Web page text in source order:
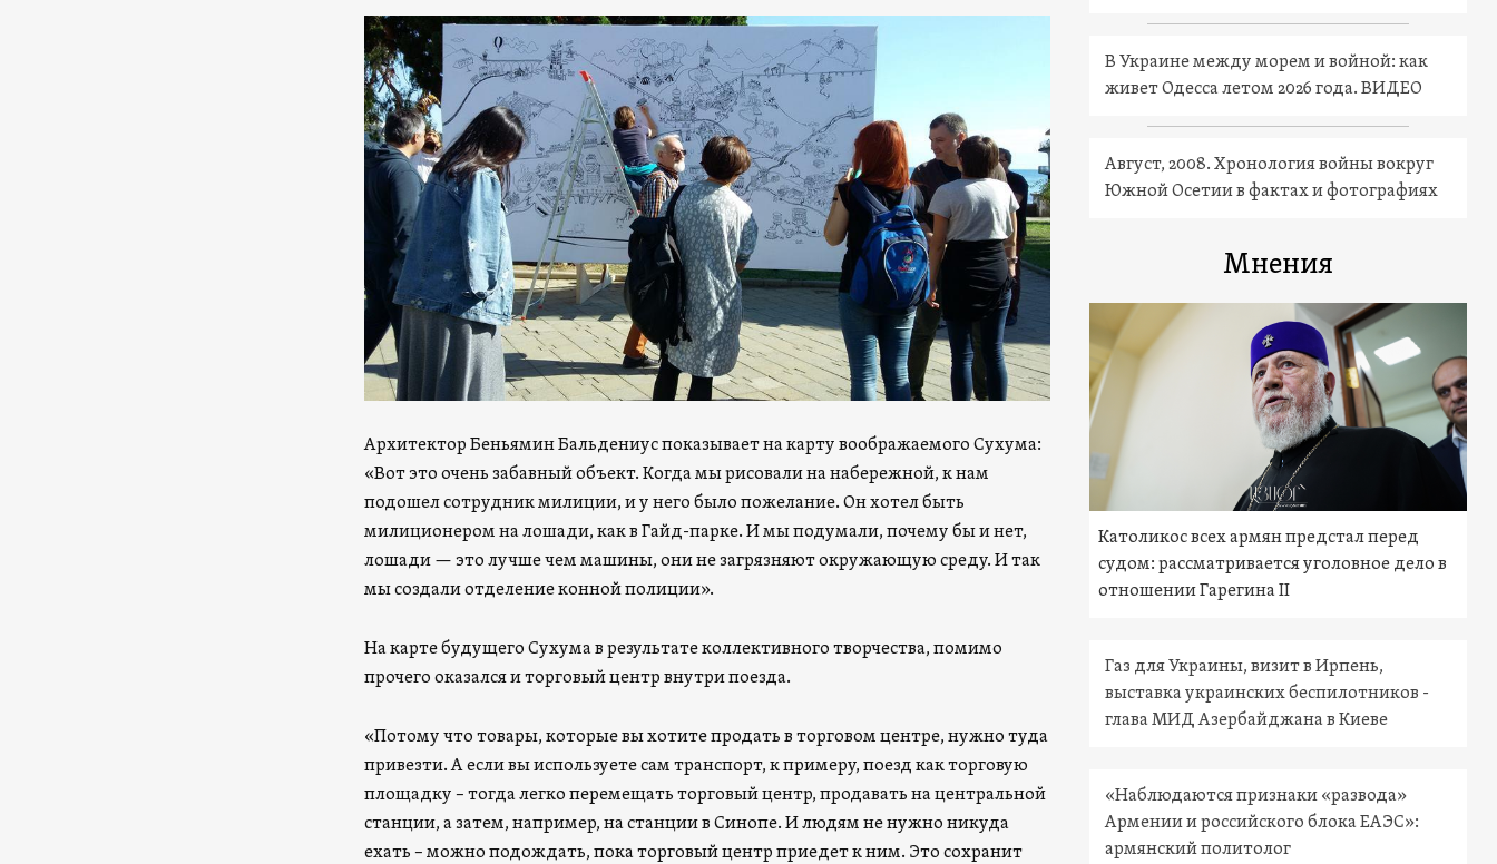
Архитектор Беньямин Бальдениус показывает на карту воображаемого Сухума:
«Вот это очень забавный объект. Когда мы рисовали на набережной, к нам
подошел сотрудник милиции, и у него было пожелание. Он хотел быть
милиционером на лошади, как в Гайд-парке. И мы подумали, почему бы и нет,
лошади — это лучше чем машины, они не загрязняют окружающую среду. И так
мы создали отделение конной полиции».
На карте будущего Сухума в результате коллективного творчества, помимо
прочего оказался и торговый центр внутри поезда.
«Потому что товары, которые вы хотите продать в торговом центре, нужно туда
привезти. А если вы используете сам транспорт, к примеру, поезд как торговую
площадку – тогда легко перемещать торговый центр, продавать на центральной
станции, а затем, например, на станции в Синопе. И людям не нужно никуда
ехать – можно подождать, пока торговый центр приедет к ним. Это сохранит
В Украине между морем и войной: как
живет Одесса летом 2026 года. ВИДЕО
Август, 2008. Хронология войны вокруг
Южной Осетии в фактах и фотографиях
Мнения
Католикос всех армян предстал перед
судом: рассматривается уголовное дело в
отношении Гарегина II
Газ для Украины, визит в Ирпень,
выставка украинских беспилотников -
глава МИД Азербайджана в Киеве
«Наблюдаются признаки «развода»
Армении и российского блока ЕАЭС»:
армянский политолог